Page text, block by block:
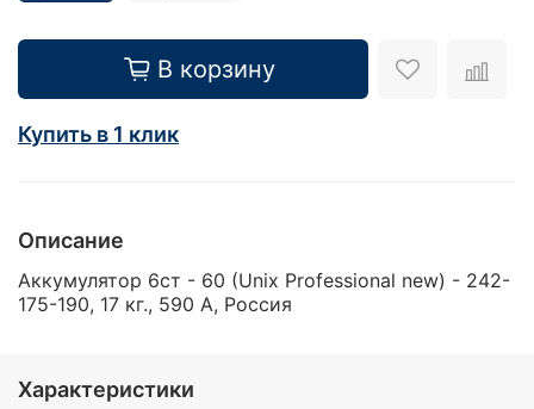
В корзину
Купить в 1 клик
Описание
Аккумулятор 6ст - 60 (Unix Professional new) - 242-
175-190, 17 кг., 590 А, Россия
Характеристики